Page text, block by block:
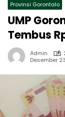
Provinsi Gorontalo
UMP
Tembus
Admin
Desember